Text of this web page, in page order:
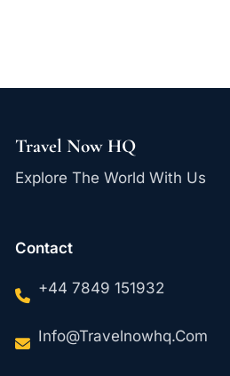
Travel Now HQ
Explore The World With Us
Contact
+44 7849 151932
Info@travelnowhq.com